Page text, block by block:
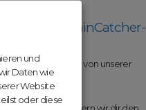
Teil der DomainCatcher-
und profitiere von unserer
und ODM erleichtern wir dir den
und
Daten wie
Website
oder diese